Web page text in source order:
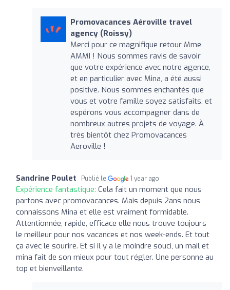
Promovacances Aéroville travel
agency (Roissy)
Merci pour ce magnifique retour Mme
AMMI ! Nous sommes ravis de savoir
que votre expérience avec notre agence,
et en particulier avec Mina, a été aussi
positive. Nous sommes enchantés que
vous et votre famille soyez satisfaits, et
espérons vous accompagner dans de
nombreux autres projets de voyage. À
très bientôt chez Promovacances
Aeroville !
Sandrine Poulet Publié le 1 year ago
Expérience fantastique: Cela fait un moment que nous
partons avec promovacances. Mais depuis 2ans nous
connaissons Mina et elle est vraiment formidable.
Attentionnée, rapide, efficace elle nous trouve toujours
le meilleur pour nos vacances et nos week-ends. Et tout
ça avec le sourire. Et si il y a le moindre souci, un mail et
mina fait de son mieux pour tout régler. Une personne au
top et bienveillante.